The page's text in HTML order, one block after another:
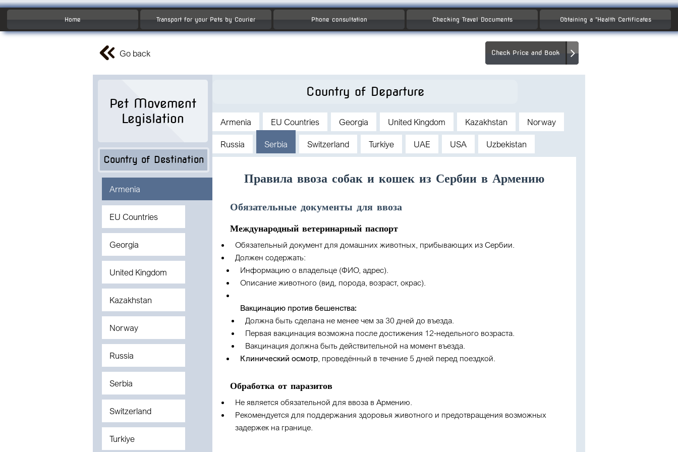
Home Transport for your Pets by Courier Phone consultation Checking Travel Documents Obtaining a "Health Certificates
Go back Check Price and Book
Pet Movement
Legislation
Country of Destination
Armenia
EU Countries
Georgia
United Kingdom
Kazakhstan
Norway
Russia
Serbia
Switzerland
Turkiye
Country of Departure
Armenia EU Countries Georgia United Kingdom Kazakhstan Norway
Russia Serbia Switzerland Turkiye UAE USA Uzbekistan
Правила ввоза собак и кошек из Сербии в Армению
Обязательные документы для ввоза
Международный ветеринарный паспорт
Обязательный документ для домашних животных, прибывающих из Сербии.
Должен содержать:
Информацию о владельце (ФИО, адрес).
Описание животного (вид, порода, возраст, окрас).
Вакцинацию против бешенства:
Должна быть сделана не менее чем за 30 дней до въезда.
Первая вакцинация возможна после достижения 12-недельного возраста.
Вакцинация должна быть действительной на момент въезда.
Клинический осмотр, проведённый в течение 5 дней перед поездкой.
Обработка от паразитов
Не является обязательной для ввоза в Армению.
Рекомендуется для поддержания здоровья животного и предотвращения возможных
задержек на границе.